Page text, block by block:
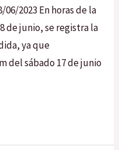
06/2023 En horas de la
de junio, se registra la
ya que
del sábado 17 de junio